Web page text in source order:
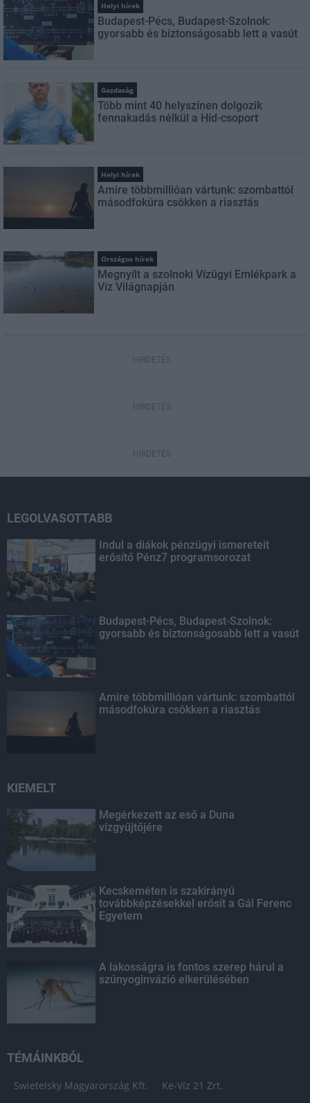
Helyi hírek
Budapest-Pécs, Budapest-Szolnok:
gyorsabb és biztonságosabb lett a vasút
Gazdaság
Több mint 40 helyszínen dolgozik
fennakadás nélkül a Híd-csoport
Helyi hírek
Amire többmillióan vártunk: szombattól
másodfokúra csökken a riasztás
Országos hírek
Megnyílt a szolnoki Vízügyi Emlékpark a
Víz Világnapján
HIRDETÉS
HIRDETÉS
HIRDETÉS
LEGOLVASOTTABB
Indul a diákok pénzügyi ismereteit
erősítő Pénz7 programsorozat
Budapest-Pécs, Budapest-Szolnok:
gyorsabb és biztonságosabb lett a vasút
Amire többmillióan vártunk: szombattól
másodfokúra csökken a riasztás
KIEMELT
Megérkezett az eső a Duna
vízgyűjtőjére
Kecskeméten is szakirányú
továbbképzésekkel erősít a Gál Ferenc
Egyetem
A lakosságra is fontos szerep hárul a
szúnyoginvázió elkerülésében
TÉMÁINKBÓL
Swietelsky Magyarország Kft. Ke-Víz 21 Zrt.